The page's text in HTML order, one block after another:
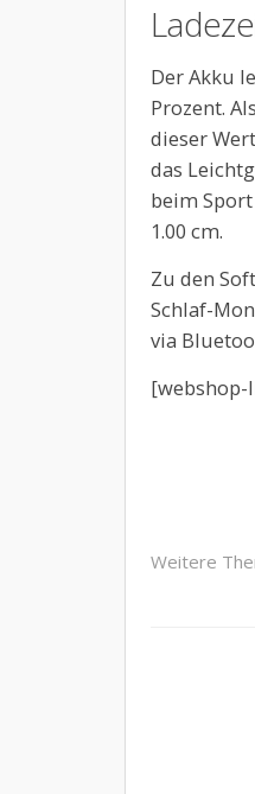
Der Akku
Prozent.
dieser
das
beim
1.00 cm.
Zu den
Schlaf-
via
[webshop-
Weitere